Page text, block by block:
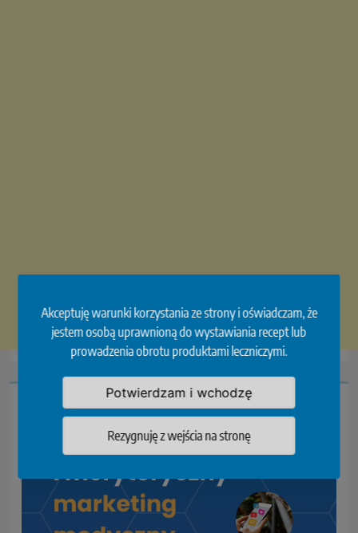
Akceptuję warunki korzystania ze strony i oświadczam, że
jestem osobą uprawnioną do wystawiania recept lub
prowadzenia obrotu produktami leczniczymi.
Potwierdzam i wchodzę
Rezygnuję z wejścia na stronę